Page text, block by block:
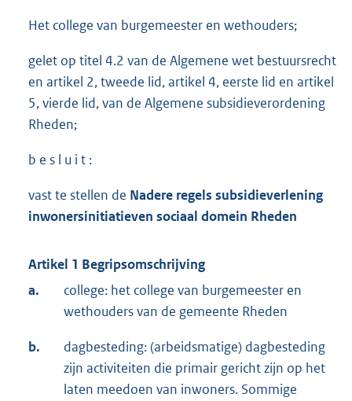
Het college van burgemeester en wethouders;
gelet op titel 4.2 van de Algemene wet bestuursrecht
en artikel 2, tweede lid, artikel 4, eerste lid en artikel
5, vierde lid, van de Algemene subsidieverordening
Rheden;
b e s l u i t :
vast te stellen de Nadere regels subsidieverlening
inwonersinitiatieven sociaal domein Rheden
Artikel 1 Begripsomschrijving
a.
college: het college van burgemeester en
wethouders van de gemeente Rheden
b.
dagbesteding: (arbeidsmatige) dagbesteding
zijn activiteiten die primair gericht zijn op het
laten meedoen van inwoners. Sommige